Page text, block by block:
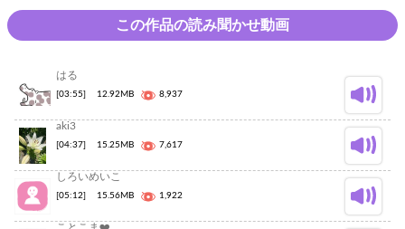
この作品の読み聞かせ動画
はる
[03:55] 12.92MB 8,937
aki3
[04:37] 15.25MB 7,617
しろいめいこ
[05:12] 15.56MB 1,922